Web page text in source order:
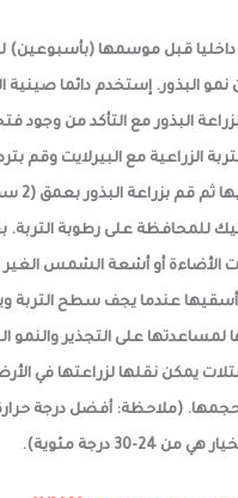
داخليا قبل موسمها
البذور. إستخدم دائما صينية
لزراعة البذور مع التأكد من وجود
الزراعية مع البيرلايت وقم
قبل زراعة
للمحافظة على رطوبة التربة.
الأضاءة أو أشعة الشمس الغير
وأسقيها عندما يجف سطح التربة
لمساعدتها على التجذير والنمو
يمكن نقلها لزراعتها في
(ملاحظة: أفضل درجة
من 24-30 درجة مئوية).